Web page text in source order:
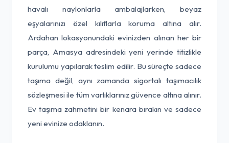
havalı naylonlarla ambalajlarken, beyaz
eşyalarınızı özel kılıflarla koruma altına alır.
Ardahan lokasyonundaki evinizden alınan her bir
parça, Amasya adresindeki yeni yerinde titizlikle
kurulumu yapılarak teslim edilir. Bu süreçte sadece
taşıma değil, aynı zamanda sigortalı taşımacılık
sözleşmesi ile tüm varlıklarınız güvence altına alınır.
Ev taşıma zahmetini bir kenara bırakın ve sadece
yeni evinize odaklanın.